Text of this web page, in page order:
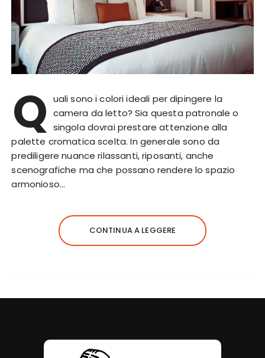
Q uali sono i colori ideali per dipingere la
camera da letto? Sia questa patronale o
singola dovrai prestare attenzione alla
palette cromatica scelta. In generale sono da
prediligere nuance rilassanti, riposanti, anche
scenografiche ma che possano rendere lo spazio
armonioso…
CONTINUA A LEGGERE